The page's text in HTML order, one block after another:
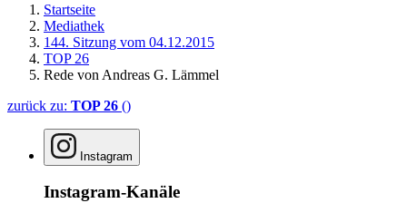
Startseite
Mediathek
144. Sitzung vom 04.12.2015
TOP 26
Rede von Andreas G. Lämmel
zurück zu: TOP 26 ()
Instagram
Instagram-Kanäle